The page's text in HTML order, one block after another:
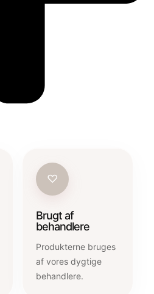
♡
Brugt af
behandlere
Produkterne bruges
af vores dygtige
behandlere.